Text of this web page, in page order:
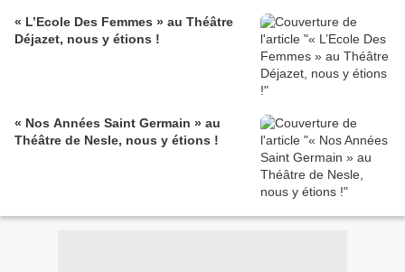
« L’Ecole Des Femmes » au Théâtre
Déjazet, nous y étions !
« Nos Années Saint Germain » au
Théâtre de Nesle, nous y étions !